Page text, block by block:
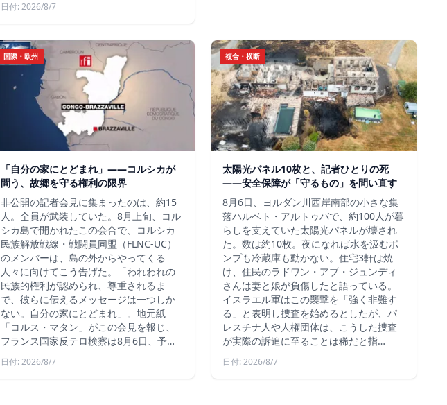
日付: 2026/8/7
国際・欧州
「自分の家にとどまれ」——コルシカが
問う、故郷を守る権利の限界
非公開の記者会見に集まったのは、約15
人。全員が武装していた。8月上旬、コル
シカ島で開かれたこの会合で、コルシカ
民族解放戦線・戦闘員同盟（FLNC-UC）
のメンバーは、島の外からやってくる
人々に向けてこう告げた。「われわれの
民族的権利が認められ、尊重されるま
で、彼らに伝えるメッセージは一つしか
ない。自分の家にとどまれ」。地元紙
「コルス・マタン」がこの会見を報じ、
フランス国家反テロ検察は8月6日、予…
日付: 2026/8/7
複合・横断
太陽光パネル10枚と、記者ひとりの死
——安全保障が「守るもの」を問い直す
8月6日、ヨルダン川西岸南部の小さな集
落ハルベト・アルトゥバで、約100人が暮
らしを支えていた太陽光パネルが壊され
た。数は約10枚。夜になれば水を汲むポ
ンプも冷蔵庫も動かない。住宅3軒は焼
け、住民のラドワン・アブ・ジュンディ
さんは妻と娘が負傷したと語っている。
イスラエル軍はこの襲撃を「強く非難す
る」と表明し捜査を始めるとしたが、パ
レスチナ人や人権団体は、こうした捜査
が実際の訴追に至ることは稀だと指…
日付: 2026/8/7